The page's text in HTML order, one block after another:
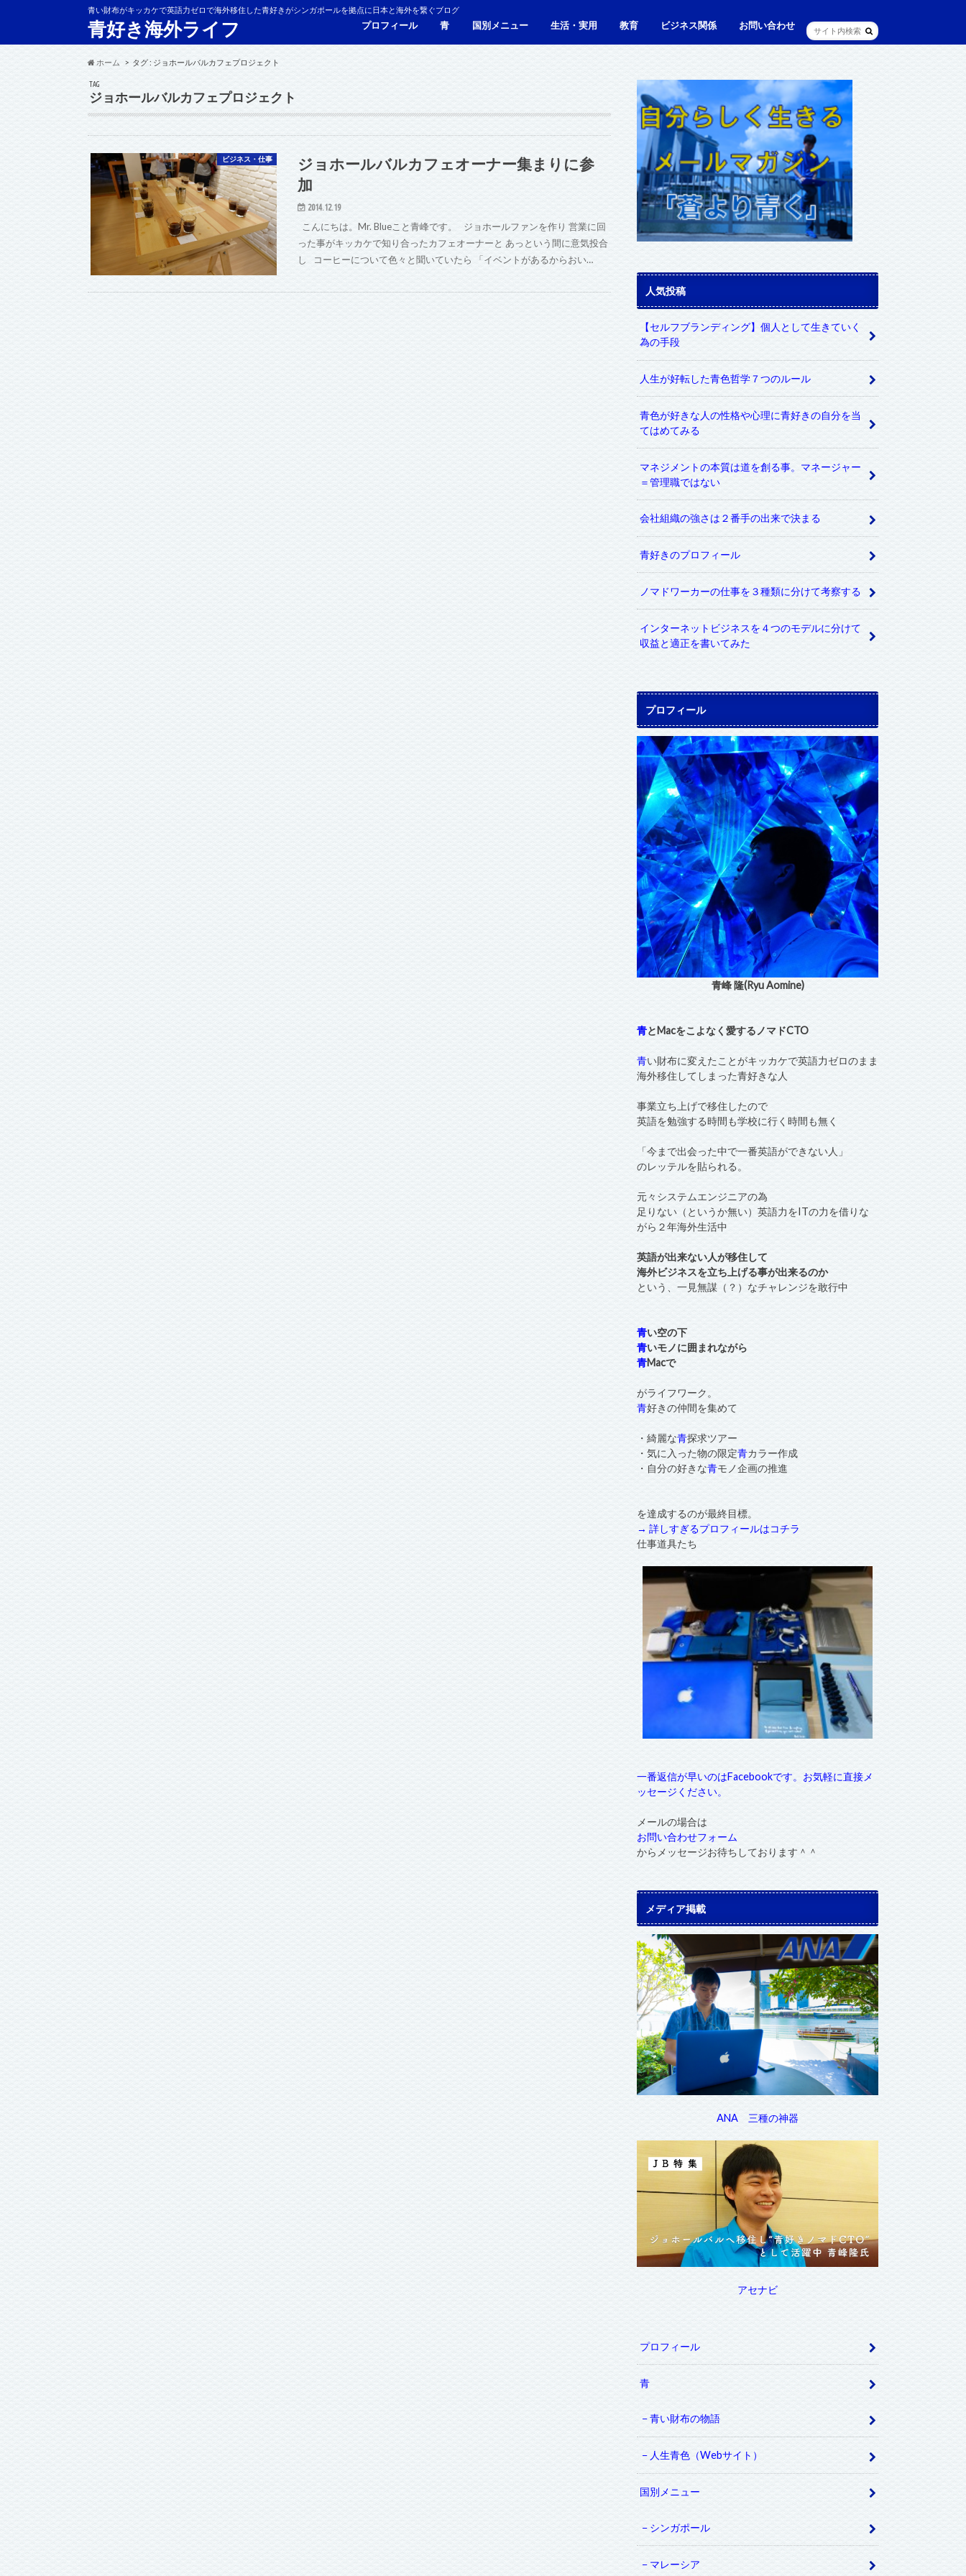
青い財布がキッカケで英語力ゼロで海外移住した青好きがシンガポールを拠点に日本と海外を繋ぐブログ
青好き海外ライフ プロフィール 青 国別メニュー 生活・実用 教育 ビジネス関係 お問い合わせ
ホーム タグ : ジョホールバルカフェプロジェクト
TAG
ジョホールバルカフェプロジェクト
ビジネス・仕事
ジョホールバルカフェオーナー集まりに参
加
2014.12.19
こんにちは。Mr. Blueこと青峰です。 ジョホールファンを作り 営業に回
った事がキッカケで知り合ったカフェオーナーと あっという間に意気投合
し コーヒーについて色々と聞いていたら 「イベントがあるからおい…
人気投稿
【セルフブランディング】個人として生きていく
為の手段
人生が好転した青色哲学７つのルール
青色が好きな人の性格や心理に青好きの自分を当
てはめてみる
マネジメントの本質は道を創る事。マネージャー
＝管理職ではない
会社組織の強さは２番手の出来で決まる
青好きのプロフィール
ノマドワーカーの仕事を３種類に分けて考察する
インターネットビジネスを４つのモデルに分けて
収益と適正を書いてみた
プロフィール
青峰 隆(Ryu Aomine)
青とMacをこよなく愛するノマドCTO
青い財布に変えたことがキッカケで英語力ゼロのまま
海外移住してしまった青好きな人
事業立ち上げで移住したので
英語を勉強する時間も学校に行く時間も無く
「今まで出会った中で一番英語ができない人」
のレッテルを貼られる。
元々システムエンジニアの為
足りない（というか無い）英語力をITの力を借りな
がら２年海外生活中
英語が出来ない人が移住して
海外ビジネスを立ち上げる事が出来るのか
という、一見無謀（？）なチャレンジを敢行中
青い空の下
青いモノに囲まれながら
青Macで
がライフワーク。
青好きの仲間を集めて
・綺麗な青探求ツアー
・気に入った物の限定青カラー作成
・自分の好きな青モノ企画の推進
を達成するのが最終目標。
→ 詳しすぎるプロフィールはコチラ
仕事道具たち
一番返信が早いのはFacebookです。お気軽に直接メ
ッセージください。
メールの場合は
お問い合わせフォーム
からメッセージお待ちしております＾＾
メディア掲載
ANA 三種の神器
アセナビ
プロフィール
青
青い財布の物語
人生青色（Webサイト）
国別メニュー
シンガポール
マレーシア